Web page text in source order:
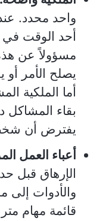
واحد محدد.
أحد الوقت
مسؤولاً عن هذه
يصلح الأمر أو
أما الملكية
بقاء
يفترض أن
أعباء العمل
الإرهاق قبل
والأدوات إلى
قائمة مهام